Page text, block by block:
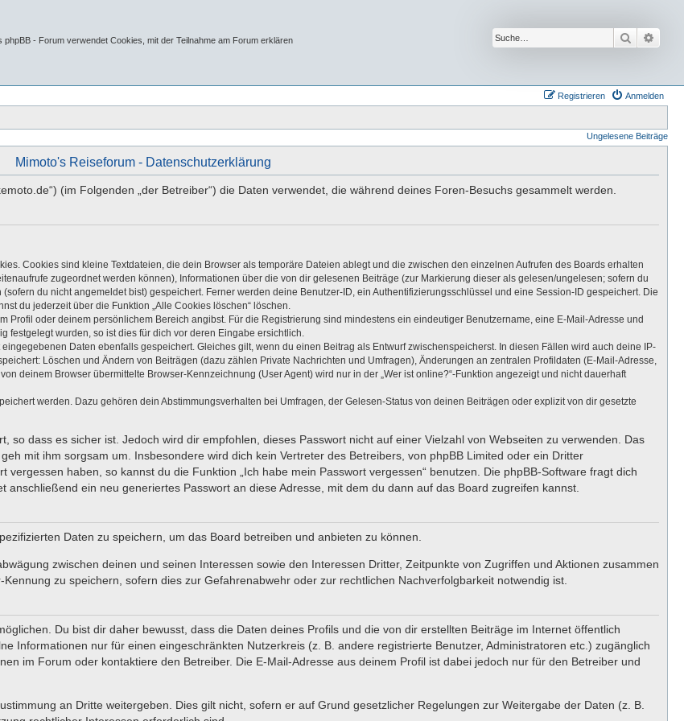
- Forum verwendet Cookies, mit der Teilnahme am Forum erklären
Suche
Anmelden
Registrieren
Ungelesene Beiträge
Mimoto's Reiseforum - Datenschutzerklärung
(im Folgenden „der Betreiber“) die Daten verwendet, die während deines Foren-Besuchs gesammelt werden.
Cookies sind kleine Textdateien, die dein Browser als temporäre Dateien ablegt und die zwischen den einzelnen Aufrufen des Boards erhalten
zugeordnet werden können), Informationen über die von dir gelesenen Beiträge (zur Markierung dieser als gelesen/ungelesen; sofern du
du nicht angemeldet bist) gespeichert. Ferner werden deine Benutzer-ID, ein Authentifizierungsschlüssel und eine Session-ID gespeichert. Die
du jederzeit über die Funktion „Alle Cookies löschen“ löschen.
oder deinem persönlichem Bereich angibst. Für die Registrierung sind mindestens ein eindeutiger Benutzername, eine E-Mail-Adresse und
festgelegt wurden, so ist dies für dich vor deren Eingabe ersichtlich.
Daten ebenfalls gespeichert. Gleiches gilt, wenn du einen Beitrag als Entwurf zwischenspeicherst. In diesen Fällen wird auch deine IP-
Löschen und Ändern von Beiträgen (dazu zählen Private Nachrichten und Umfragen), Änderungen an zentralen Profildaten (E-Mail-Adresse,
deinem Browser übermittelte Browser-Kennzeichnung (User Agent) wird nur in der „Wer ist online?“-Funktion angezeigt und nicht dauerhaft
werden. Dazu gehören dein Abstimmungsverhalten bei Umfragen, der Gelesen-Status von deinen Beiträgen oder explizit von dir gesetzte
so dass es sicher ist. Jedoch wird dir empfohlen, dieses Passwort nicht auf einer Vielzahl von Webseiten zu verwenden. Das
mit ihm sorgsam um. Insbesondere wird dich kein Vertreter des Betreibers, von phpBB Limited oder ein Dritter
haben, so kannst du die Funktion „Ich habe mein Passwort vergessen“ benutzen. Die phpBB-Software fragt dich
ein neu generiertes Passwort an diese Adresse, mit dem du dann auf das Board zugreifen kannst.
Daten zu speichern, um das Board betreiben und anbieten zu können.
zwischen deinen und seinen Interessen sowie den Interessen Dritter, Zeitpunkte von Zugriffen und Aktionen zusammen
zu speichern, sofern dies zur Gefahrenabwehr oder zur rechtlichen Nachverfolgbarkeit notwendig ist.
Du bist dir daher bewusst, dass die Daten deines Profils und die von dir erstellten Beiträge im Internet öffentlich
Informationen nur für einen eingeschränkten Nutzerkreis (z. B. andere registrierte Benutzer, Administratoren etc.) zugänglich
im Forum oder kontaktiere den Betreiber. Die E-Mail-Adresse aus deinem Profil ist dabei jedoch nur für den Betreiber und
an Dritte weitergeben. Dies gilt nicht, sofern er auf Grund gesetzlicher Regelungen zur Weitergabe der Daten (z. B.